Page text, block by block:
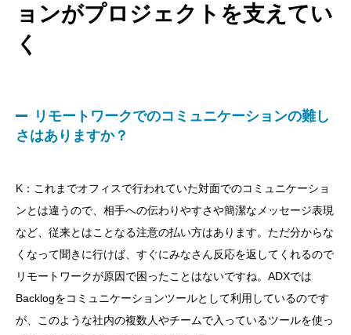
ョンがプロジェクトを支えてい
く
リモートワークでのコミュニケーションの難し
さはありますか？
K：これまでオフィスで行われていた対面でのコミュニケーショ
ンとは違うので、相手への伝わりやすさや簡潔なメッセージ表現
など、従来とはことなる注意の払い方はあります。ただ分からな
くなって聞きに行けば、すぐにみなさん反応を返してくれるので
リモートワークが原因で困ったことはないですね。ADXでは
Backlogをコミュニケーションツールとして利用しているのです
が、このような社内の複数人やチームで入っているツールを使っ